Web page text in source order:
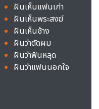
ฝันเห็นแฟนเก่า
ฝันเห็นพระสงฆ์
ฝันเห็นช้าง
ฝันว่าตัดผม
ฝันว่าฟันหลุด
ฝันว่าแฟนนอกใจ